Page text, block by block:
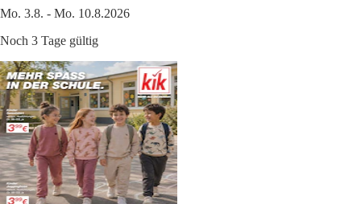
Mo. 3.8. - Mo. 10.8.2026
Noch 3 Tage gültig